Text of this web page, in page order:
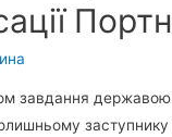
завдання державою
заступнику